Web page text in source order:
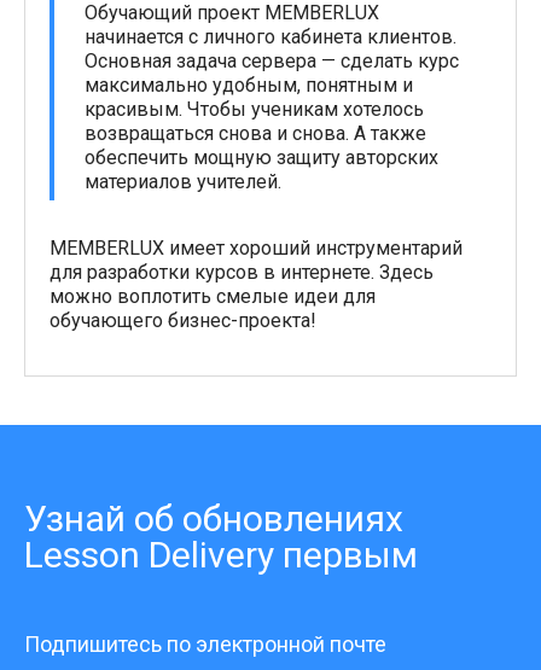
Обучающий проект MEMBERLUX
начинается с личного кабинета клиентов.
Основная задача сервера — сделать курс
максимально удобным, понятным и
красивым. Чтобы ученикам хотелось
возвращаться снова и снова. А также
обеспечить мощную защиту авторских
материалов учителей.
MEMBERLUX имеет хороший инструментарий
для разработки курсов в интернете. Здесь
можно воплотить смелые идеи для
обучающего бизнес-проекта!
Узнай об обновлениях
Lesson Delivery первым
Подпишитесь по электронной почте